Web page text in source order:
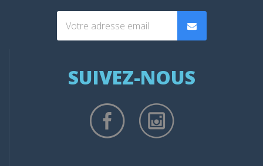
SUIVEZ-NOUS